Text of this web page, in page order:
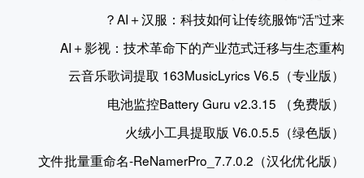
AI＋汉服：科技如何让传统服饰“活”过来？
AI＋影视：技术革命下的产业范式迁移与生态重构
云音乐歌词提取 163MusicLyrics V6.5（专业版）
电池监控Battery Guru v2.3.15 （免费版）
火绒小工具提取版 V6.0.5.5（绿色版）
文件批量重命名-ReNamerPro_7.7.0.2（汉化优化版）